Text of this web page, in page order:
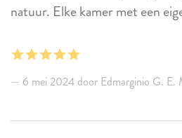
natuur. Elke kamer met een
6 mei 2024 door Edmarginio G. E.